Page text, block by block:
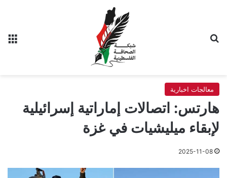
معالجات اخبارية
هارتس: اتصالات إماراتية إسرائيلية
لإبقاء ميليشيات في غزة
2025-11-08